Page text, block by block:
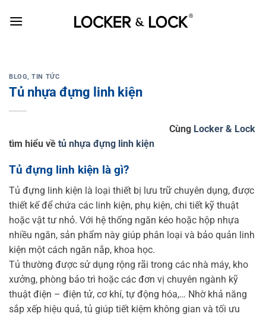
BLOG,TIN TỨC
Tủ nhựa đựng linh kiện
Cùng Locker & Lock
tìm hiểu về tủ nhựa đựng linh kiện
Tủ đựng linh kiện là gì?
Tủ đựng linh kiện là loại thiết bị lưu trữ chuyên dụng, được
thiết kế để chứa các linh kiện, phụ kiện, chi tiết kỹ thuật
hoặc vật tư nhỏ. Với hệ thống ngăn kéo hoặc hộp nhựa
nhiều ngăn, sản phẩm này giúp phân loại và bảo quản linh
kiện một cách ngăn nắp, khoa học.
Tủ thường được sử dụng rộng rãi trong các nhà máy, kho
xưởng, phòng bảo trì hoặc các đơn vị chuyên ngành kỹ
thuật điện – điện tử, cơ khí, tự động hóa,… Nhờ khả năng
sắp xếp hiệu quả, tủ giúp tiết kiệm không gian và tối ưu